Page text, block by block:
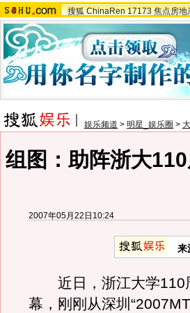
搜狐 ChinaRen 17173 焦点房地
娱乐频道 > 明星_娱乐圈 >
组图：助阵浙大
2007年05月22日10:24
来
近日，浙江大学110
幕，刚刚从深圳